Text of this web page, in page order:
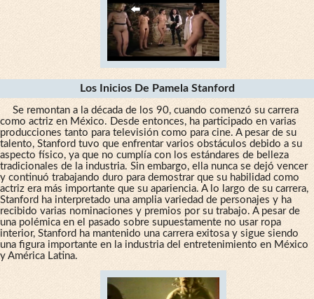
Los Inicios De Pamela Stanford
Se remontan a la década de los 90, cuando comenzó su carrera
como actriz en México. Desde entonces, ha participado en varias
producciones tanto para televisión como para cine. A pesar de su
talento, Stanford tuvo que enfrentar varios obstáculos debido a su
aspecto físico, ya que no cumplía con los estándares de belleza
tradicionales de la industria. Sin embargo, ella nunca se dejó vencer
y continuó trabajando duro para demostrar que su habilidad como
actriz era más importante que su apariencia. A lo largo de su carrera,
Stanford ha interpretado una amplia variedad de personajes y ha
recibido varias nominaciones y premios por su trabajo. A pesar de
una polémica en el pasado sobre supuestamente no usar ropa
interior, Stanford ha mantenido una carrera exitosa y sigue siendo
una figura importante en la industria del entretenimiento en México
y América Latina.